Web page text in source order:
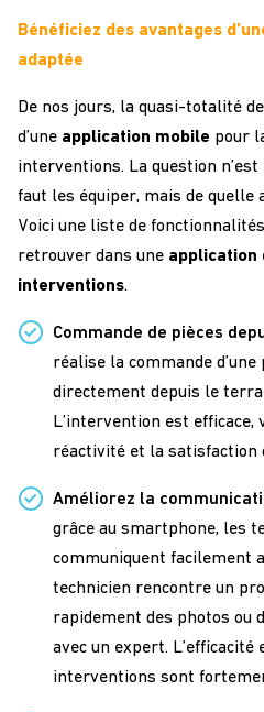
Bénéficiez des avantages
adaptée
De nos jours, la quasi-totalité
d’une application mobile pour
interventions. La question n’est
faut les équiper, mais de quelle
Voici une liste de
retrouver dans une application
interventions.
Commande de pièces
réalise la commande d’une
directement depuis le
L’intervention est
réactivité et la satisfaction
Améliorez la
grâce au smartphone, les
communiquent facilement
technicien rencontre un
rapidement des photos ou
avec un expert. L’efficacité
interventions sont